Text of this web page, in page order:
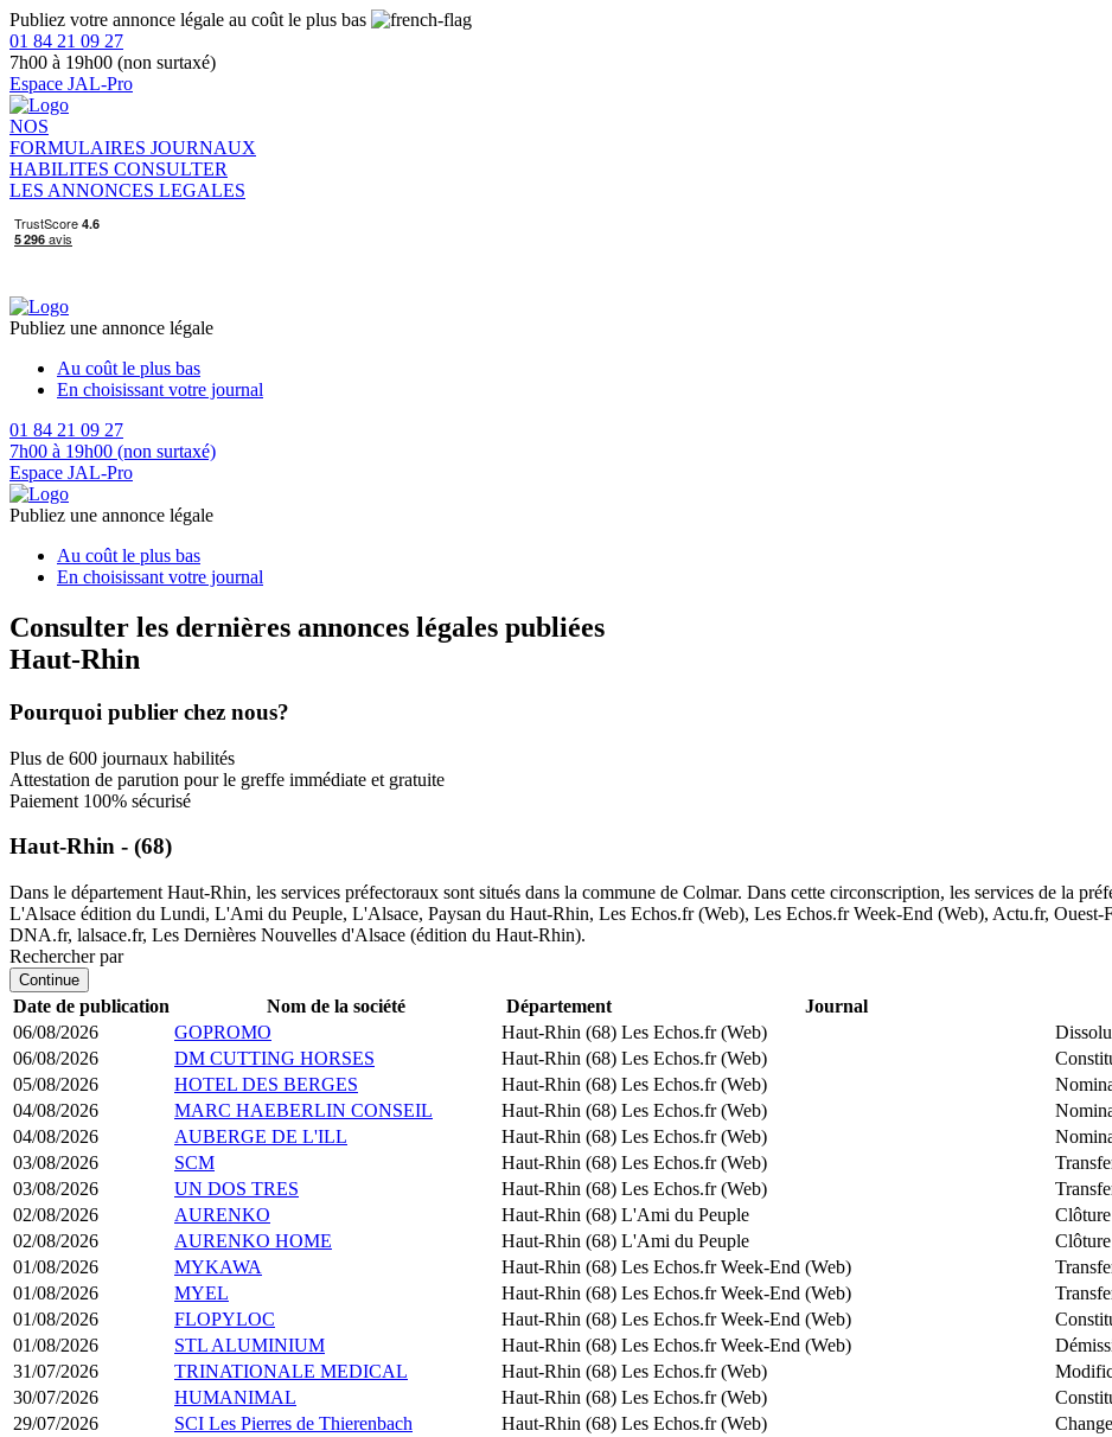
Publiez votre annonce légale au coût le plus bas
01 84 21 09 27
7h00 à 19h00 (non surtaxé)
Espace JAL-Pro
NOS
FORMULAIRES JOURNAUX
HABILITES CONSULTER
LES ANNONCES LEGALES
Publiez une annonce légale
Au coût le plus bas
En choisissant votre journal
01 84 21 09 27
7h00 à 19h00 (non surtaxé)
Espace JAL-Pro
Publiez une annonce légale
Au coût le plus bas
En choisissant votre journal
Consulter les dernières annonces légales publiées
Haut-Rhin
Pourquoi publier chez nous?
Plus de 600 journaux habilités
Attestation de parution pour le greffe immédiate et gratuite
Paiement 100% sécurisé
Haut-Rhin - (68)
Dans le département Haut-Rhin, les services préfectoraux sont situés dans la commune de Colmar. Dans cette circonscription, les services de la
L'Alsace édition du Lundi, L'Ami du Peuple, L'Alsace, Paysan du Haut-Rhin, Les Echos.fr (Web), Les Echos.fr Week-End (Web), Actu.fr,
DNA.fr, lalsace.fr, Les Dernières Nouvelles d'Alsace (édition du Haut-Rhin).
Rechercher par
Continue
Date de publication Nom de la société Département Journal
06/08/2026
GOPROMO Haut-Rhin (68) Les Echos.fr (Web)
06/08/2026
DM CUTTING HORSES Haut-Rhin (68) Les Echos.fr (Web)
05/08/2026
HOTEL DES BERGES Haut-Rhin (68) Les Echos.fr (Web)
04/08/2026
MARC HAEBERLIN CONSEIL Haut-Rhin (68) Les Echos.fr (Web)
04/08/2026
AUBERGE DE L'ILL Haut-Rhin (68) Les Echos.fr (Web)
03/08/2026
SCM Haut-Rhin (68) Les Echos.fr (Web)
03/08/2026
UN DOS TRES Haut-Rhin (68) Les Echos.fr (Web)
02/08/2026
AURENKO Haut-Rhin (68) L'Ami du Peuple
02/08/2026
AURENKO HOME Haut-Rhin (68) L'Ami du Peuple
01/08/2026
MYKAWA Haut-Rhin (68) Les Echos.fr Week-End (Web)
01/08/2026
MYEL Haut-Rhin (68) Les Echos.fr Week-End (Web)
01/08/2026
FLOPYLOC Haut-Rhin (68) Les Echos.fr Week-End (Web)
01/08/2026
STL ALUMINIUM Haut-Rhin (68) Les Echos.fr Week-End (Web)
31/07/2026
TRINATIONALE MEDICAL Haut-Rhin (68) Les Echos.fr (Web)
30/07/2026
HUMANIMAL Haut-Rhin (68) Les Echos.fr (Web)
29/07/2026
SCI Les Pierres de Thierenbach Haut-Rhin (68) Les Echos.fr (Web)